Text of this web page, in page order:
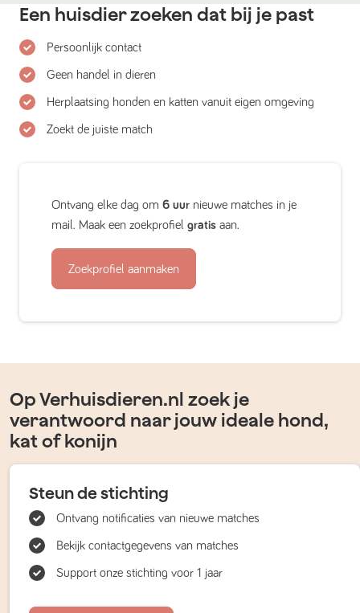
Een huisdier zoeken dat bij je past
Persoonlijk contact
Geen handel in dieren
Herplaatsing honden en katten vanuit eigen omgeving
Zoekt de juiste match
Ontvang elke dag om 6 uur nieuwe matches in je
mail. Maak een zoekprofiel gratis aan.
Zoekprofiel aanmaken
Op Verhuisdieren.nl zoek je
verantwoord naar jouw ideale hond,
kat of konijn
Steun de stichting
Ontvang notificaties van nieuwe matches
Bekijk contactgegevens van matches
Support onze stichting voor 1 jaar